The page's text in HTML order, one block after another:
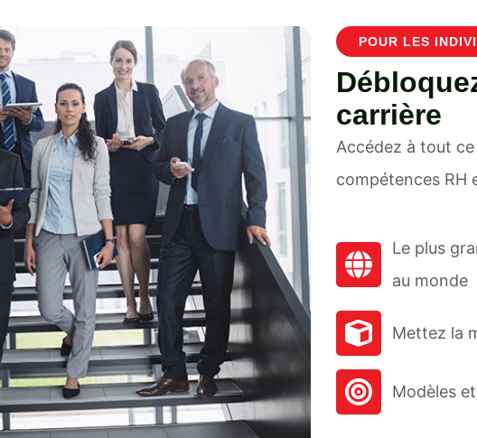
POUR LES
carrière
Accédez à tout
compétences RH
Le plus
au monde
Mettez la
Modèles